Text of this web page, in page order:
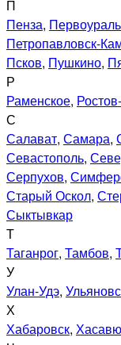
П
Пенза,
Петропавловск-
Псков, Пушкино,
Р
Раменское,
С
Салават, Самара,
Севастополь,
Серпухов,
Старый Оскол,
Сыктывкар
Т
Таганрог, Тамбов,
У
Улан-Удэ,
Х
Хабаровск,